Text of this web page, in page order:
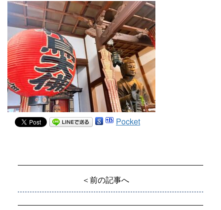
Pocket
＜前の記事へ